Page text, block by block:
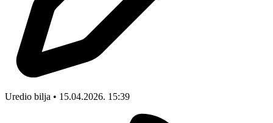
Uredio bilja • 15.04.2026. 15:39